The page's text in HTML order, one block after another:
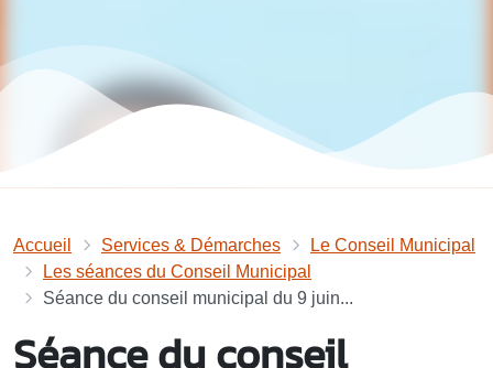
Accueil Services & Démarches
Le Conseil Municipal
Les séances du Conseil Municipal
Séance du conseil municipal du 9 juin...
Séance du conseil